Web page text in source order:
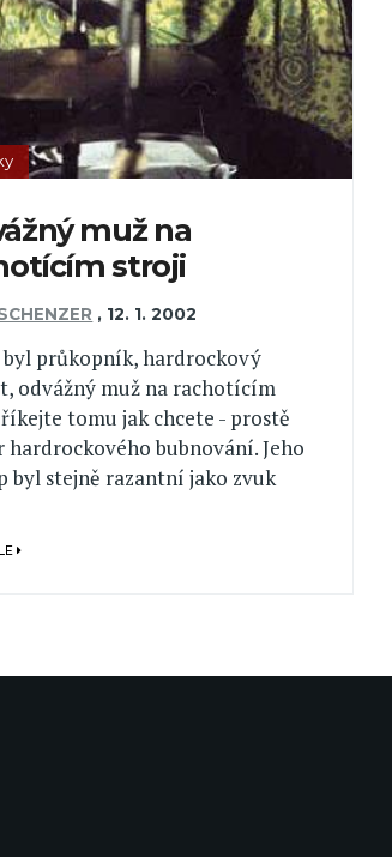
muž na
stroji
, 12. 1. 2002
byl průkopník, hardrockový
odvážný muž na rachotícím
tomu jak chcete - prostě
hardrockového bubnování. Jeho
byl stejně razantní jako zvuk